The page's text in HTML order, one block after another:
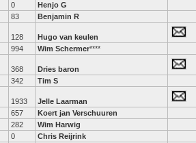
0 Henjo G
83 Benjamin R
128 Hugo van keulen
994 Wim Schermer****
368 Dries baron
342 Tim S
1933 Jelle Laarman
657 Koert jan Verschuuren
282 Wim Harwig
0 Chris Reijrink